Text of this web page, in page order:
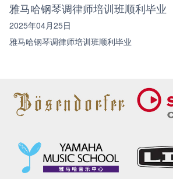
雅马哈钢琴调律师培训班顺利毕业
2025年04月25日
雅马哈钢琴调律师培训班顺利毕业